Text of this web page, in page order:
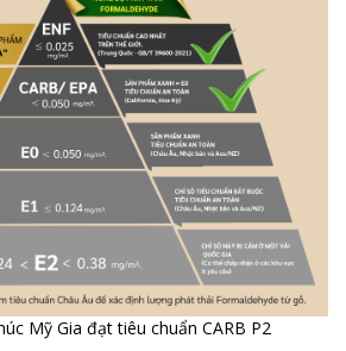
Mỹ Gia đạt tiêu chuẩn CARB P2